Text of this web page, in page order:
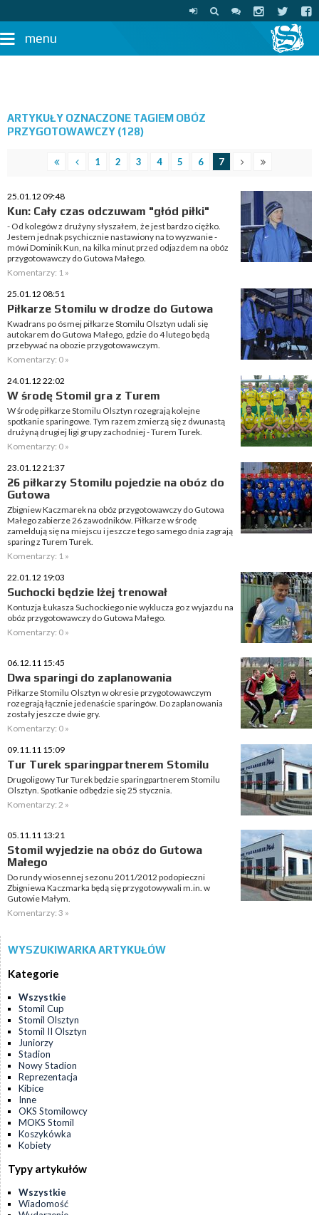
menu
ARTYKUŁY OZNACZONE TAGIEM OBÓZ
PRZYGOTOWAWCZY (128)
1 2 3 4 5 6 7
25.01.12 09:48
Kun: Cały czas odczuwam "głód piłki"
- Od kolegów z drużyny słyszałem, że jest bardzo ciężko.
Jestem jednak psychicznie nastawiony na to wyzwanie -
mówi Dominik Kun, na kilka minut przed odjazdem na obóz
przygotowawczy do Gutowa Małego.
Komentarzy: 1 »
25.01.12 08:51
Piłkarze Stomilu w drodze do Gutowa
Kwadrans po ósmej piłkarze Stomilu Olsztyn udali się
autokarem do Gutowa Małego, gdzie do 4 lutego będą
przebywać na obozie przygotowawczym.
Komentarzy: 0 »
24.01.12 22:02
W środę Stomil gra z Turem
W środę piłkarze Stomilu Olsztyn rozegrają kolejne
spotkanie sparingowe. Tym razem zmierzą się z dwunastą
drużyną drugiej ligi grupy zachodniej - Turem Turek.
Komentarzy: 0 »
23.01.12 21:37
26 piłkarzy Stomilu pojedzie na obóz do
Gutowa
Zbigniew Kaczmarek na obóz przygotowawczy do Gutowa
Małego zabierze 26 zawodników. Piłkarze w środę
zameldują się na miejscu i jeszcze tego samego dnia zagrają
sparing z Turem Turek.
Komentarzy: 1 »
22.01.12 19:03
Suchocki będzie lżej trenował
Kontuzja Łukasza Suchockiego nie wyklucza go z wyjazdu na
obóz przygotowawczy do Gutowa Małego.
Komentarzy: 0 »
06.12.11 15:45
Dwa sparingi do zaplanowania
Piłkarze Stomilu Olsztyn w okresie przygotowawczym
rozegrają łącznie jedenaście sparingów. Do zaplanowania
zostały jeszcze dwie gry.
Komentarzy: 0 »
09.11.11 15:09
Tur Turek sparingpartnerem Stomilu
Drugoligowy Tur Turek będzie sparingpartnerem Stomilu
Olsztyn. Spotkanie odbędzie się 25 stycznia.
Komentarzy: 2 »
05.11.11 13:21
Stomil wyjedzie na obóz do Gutowa
Małego
Do rundy wiosennej sezonu 2011/2012 podopieczni
Zbigniewa Kaczmarka będą się przygotowywali m.in. w
Gutowie Małym.
Komentarzy: 3 »
WYSZUKIWARKA ARTYKUŁÓW
Kategorie
Wszystkie
Stomil Cup
Stomil Olsztyn
Stomil II Olsztyn
Juniorzy
Stadion
Nowy Stadion
Reprezentacja
Kibice
Inne
OKS Stomilowcy
MOKS Stomil
Koszykówka
Kobiety
Typy artykułów
Wszystkie
Wiadomość